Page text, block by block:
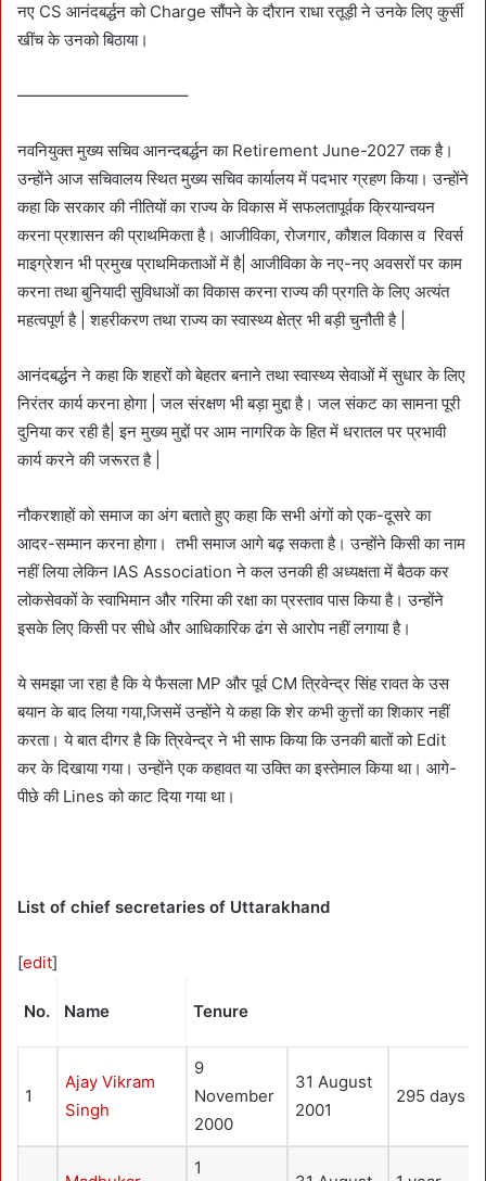
नए CS आनंदबर्द्धन को Charge सौंपने के दौरान राधा रतूड़ी ने उनके लिए कुर्सी
खींच के उनको बिठाया।
——————————–
नवनियुक्त मुख्य सचिव आनन्दबर्द्धन का Retirement June-2027 तक है।
उन्होंने आज सचिवालय स्थित मुख्य सचिव कार्यालय में पदभार ग्रहण किया। उन्होंने
कहा कि सरकार की नीतियों का राज्य के विकास में सफलतापूर्वक क्रियान्वयन
करना प्रशासन की प्राथमिकता है। आजीविका, रोजगार, कौशल विकास व रिवर्स
माइग्रेशन भी प्रमुख प्राथमिकताओं में है| आजीविका के नए-नए अवसरों पर काम
करना तथा बुनियादी सुविधाओं का विकास करना राज्य की प्रगति के लिए अत्यंत
महत्वपूर्ण है | शहरीकरण तथा राज्य का स्वास्थ्य क्षेत्र भी बड़ी चुनौती है |
आनंदबर्द्धन ने कहा कि शहरों को बेहतर बनाने तथा स्वास्थ्य सेवाओं में सुधार के लिए
निरंतर कार्य करना होगा | जल संरक्षण भी बड़ा मुद्दा है। जल संकट का सामना पूरी
दुनिया कर रही है| इन मुख्य मुद्दों पर आम नागरिक के हित में धरातल पर प्रभावी
कार्य करने की जरूरत है |
नौकरशाहों को समाज का अंग बताते हुए कहा कि सभी अंगों को एक-दूसरे का
आदर-सम्मान करना होगा। तभी समाज आगे बढ़ सकता है। उन्होंने किसी का नाम
नहीं लिया लेकिन IAS Association ने कल उनकी ही अध्यक्षता में बैठक कर
लोकसेवकों के स्वाभिमान और गरिमा की रक्षा का प्रस्ताव पास किया है। उन्होंने
इसके लिए किसी पर सीधे और आधिकारिक ढंग से आरोप नहीं लगाया है।
ये समझा जा रहा है कि ये फैसला MP और पूर्व CM त्रिवेन्द्र सिंह रावत के उस
बयान के बाद लिया गया,जिसमें उन्होंने ये कहा कि शेर कभी कुत्तों का शिकार नहीं
करता। ये बात दीगर है कि त्रिवेन्द्र ने भी साफ किया कि उनकी बातों को Edit
कर के दिखाया गया। उन्होंने एक कहावत या उक्ति का इस्तेमाल किया था। आगे-
पीछे की Lines को काट दिया गया था।
List of chief secretaries of Uttarakhand
[edit]
No. Name Tenure
1
Ajay Vikram
Singh
9
November
2000
31 August
2001
295 days
1